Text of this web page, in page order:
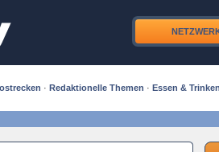
· Redaktionelle Themen · Essen &